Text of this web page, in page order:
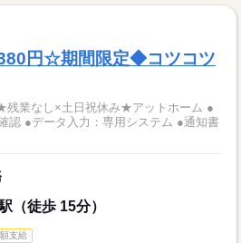
円☆期間限定◆コツコツ
残業なし×土日祝休み★アットホーム ●
認 ●データ入力：専用システム ●通知書
（徒歩 15分）
支給